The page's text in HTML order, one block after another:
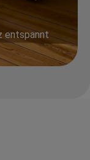
entspannt